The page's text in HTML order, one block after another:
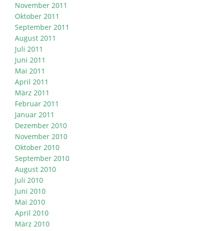
November 2011
Oktober 2011
September 2011
August 2011
Juli 2011
Juni 2011
Mai 2011
April 2011
März 2011
Februar 2011
Januar 2011
Dezember 2010
November 2010
Oktober 2010
September 2010
August 2010
Juli 2010
Juni 2010
Mai 2010
April 2010
März 2010